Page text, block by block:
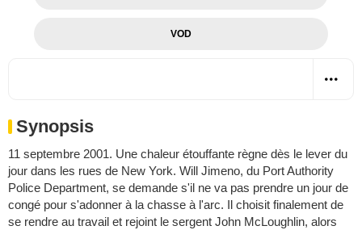
VOD
Synopsis
11 septembre 2001. Une chaleur étouffante règne dès le lever du
jour dans les rues de New York. Will Jimeno, du Port Authority
Police Department, se demande s'il ne va pas prendre un jour de
congé pour s'adonner à la chasse à l'arc. Il choisit finalement de
se rendre au travail et rejoint le sergent John McLoughlin, alors